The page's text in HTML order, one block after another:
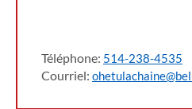
Téléphone: 514-238-4535
Courriel: